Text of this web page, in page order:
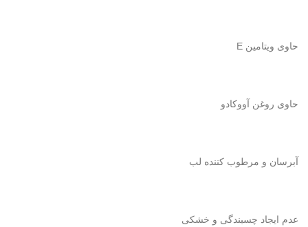
حاوی ویتامین E
حاوی روغن آووکادو
آبرسان و مرطوب کننده لب
عدم ایجاد چسبندگی و خشکی